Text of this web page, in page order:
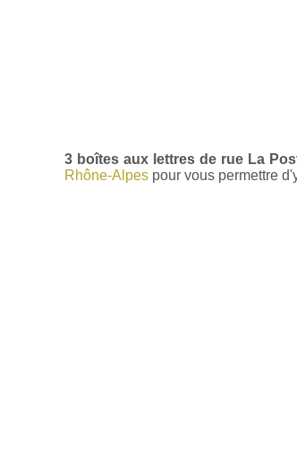
3 boîtes aux lettres de rue La
Rhône-Alpes pour vous permettre